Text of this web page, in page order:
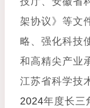
架协议》等文
略、强化科技
和高精尖产业
江苏省科学技
2024年度长三